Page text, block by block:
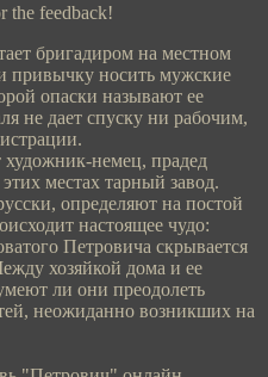
the feedback!
бригадиром на местном
привычку носить мужские
опаски называют ее
не дает спуску ни рабочим,
немец, прадед
местах тарный завод.
определяют на постой
настоящее чудо:
Петровича скрывается
хозяйкой дома и ее
ли они преодолеть
неожиданно возникших на